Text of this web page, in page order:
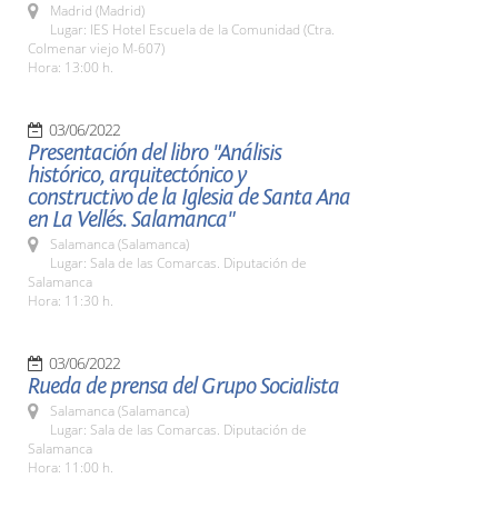
Madrid (Madrid)
Lugar: IES Hotel Escuela de la Comunidad (Ctra.
Colmenar viejo M-607)
Hora: 13:00 h.
03/06/2022
Presentación del libro "Análisis
histórico, arquitectónico y
constructivo de la Iglesia de Santa Ana
en La Vellés. Salamanca"
Salamanca (Salamanca)
Lugar: Sala de las Comarcas. Diputación de
Salamanca
Hora: 11:30 h.
03/06/2022
Rueda de prensa del Grupo Socialista
Salamanca (Salamanca)
Lugar: Sala de las Comarcas. Diputación de
Salamanca
Hora: 11:00 h.